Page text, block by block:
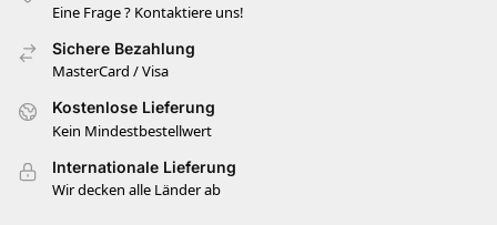
Eine Frage ? Kontaktiere uns!
Sichere Bezahlung
MasterCard / Visa
Kostenlose Lieferung
Kein Mindestbestellwert
Internationale Lieferung
Wir decken alle Länder ab